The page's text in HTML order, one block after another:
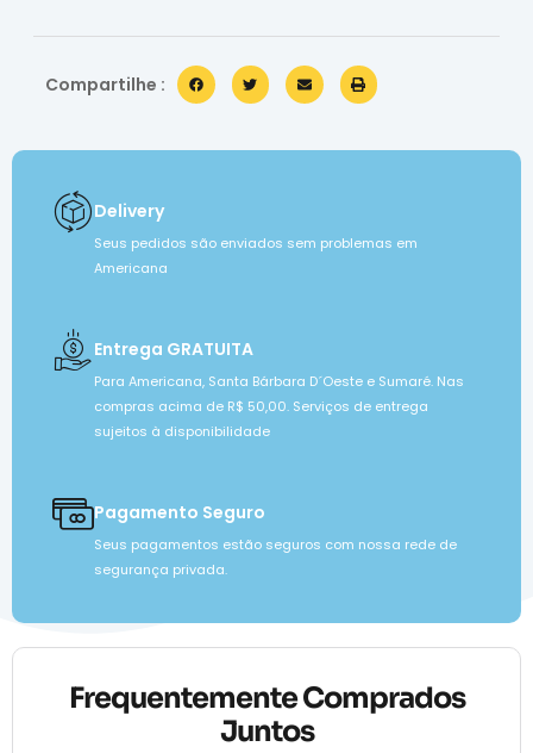
Compartilhe :
Delivery
Seus pedidos são enviados sem problemas em
Americana
Entrega GRATUITA
Para Americana, Santa Bárbara D´Oeste e Sumaré. Nas
compras acima de R$ 50,00. Serviços de entrega
sujeitos à disponibilidade
Pagamento Seguro
Seus pagamentos estão seguros com nossa rede de
segurança privada.
Frequentemente Comprados
Juntos